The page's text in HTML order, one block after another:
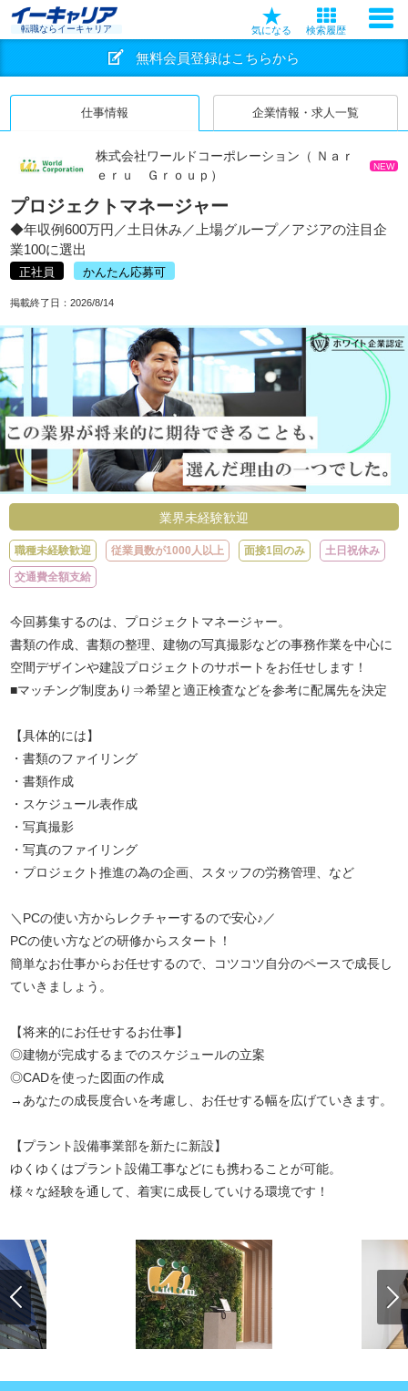
転職ならイーキャリア 気になる 検索履歴
無料会員登録はこちらから
仕事情報 企業情報・求人一覧
株式会社ワールドコーポレーション（ Ｎａｒ
ｅｒｕ Ｇｒｏｕｐ）
NEW
プロジェクトマネージャー
◆年収例600万円／土日休み／上場グループ／アジアの注目企
業100に選出
正社員 かんたん応募可
掲載終了日： 2026/8/14
業界未経験歓迎
職種未経験歓迎 従業員数が1000人以上 面接1回のみ 土日祝休み
交通費全額支給
今回募集するのは、プロジェクトマネージャー。
書類の作成、書類の整理、建物の写真撮影などの事務作業を中心に
空間デザインや建設プロジェクトのサポートをお任せします！
■マッチング制度あり⇒希望と適正検査などを参考に配属先を決定
【具体的には】
・書類のファイリング
・書類作成
・スケジュール表作成
・写真撮影
・写真のファイリング
・プロジェクト推進の為の企画、スタッフの労務管理、など
＼PCの使い方からレクチャーするので安心♪／
PCの使い方などの研修からスタート！
簡単なお仕事からお任せするので、コツコツ自分のペースで成長し
ていきましょう。
【将来的にお任せするお仕事】
◎建物が完成するまでのスケジュールの立案
◎CADを使った図面の作成
→あなたの成長度合いを考慮し、お任せする幅を広げていきます。
【プラント設備事業部を新たに新設】
ゆくゆくはプラント設備工事などにも携わることが可能。
様々な経験を通して、着実に成長していける環境です！